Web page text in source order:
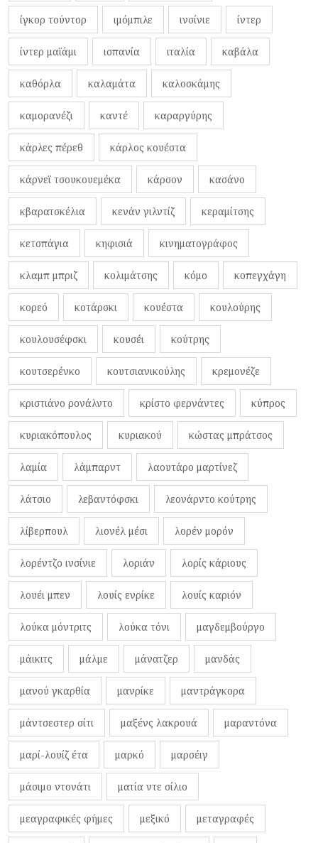
ίγκορ τούντορ ιμόμπιλε ινσίνιε ίντερ
ίντερ μαϊάμι ισπανία ιταλία καβάλα
καθόρλα καλαμάτα καλοσκάμης
καμορανέζι καντέ καραργύρης
κάρλες πέρεθ κάρλος κουέστα
κάρνεϊ τσουκουεμέκα κάρσον κασάνο
κβαρατσκέλια κενάν γιλντίζ κεραμίτσης
κετσπάγια κηφισιά κινηματογράφος
κλαμπ μπριζ κολιμάτσης κόμο κοπεγχάγη
κορεό κοτάρσκι κουέστα κουλούρης
κουλουσέφσκι κουσέι κούτρης
κουτσερένκο κουτσιανικούλης κρεμονέζε
κριστιάνο ρονάλντο κρίστο φερνάντες κύπρος
κυριακόπουλος κυριακού κώστας μπράτσος
λαμία λάμπαρντ λαουτάρο μαρτίνεζ
λάτσιο λεβαντόφσκι λεονάρντο κούτρης
λίβερπουλ λιονέλ μέσι λορέν μορόν
λορέντζο ινσίνιε λοριάν λορίς κάριους
λουέι μπεν λουίς ενρίκε λουίς καριόν
λούκα μόντριτς λούκα τόνι μαγδεμβούργο
μάικιτς μάλμε μάνατζερ μανδάς
μανού γκαρθία μανρίκε μαντράγκορα
μάντσεστερ σίτι μαξένς λακρουά μαραντόνα
μαρί-λουίζ έτα μαρκό μαρσέιγ
μάσιμο ντονάτι ματία ντε σίλιο
μεαγραφικές φήμες μεξικό μεταγραφές